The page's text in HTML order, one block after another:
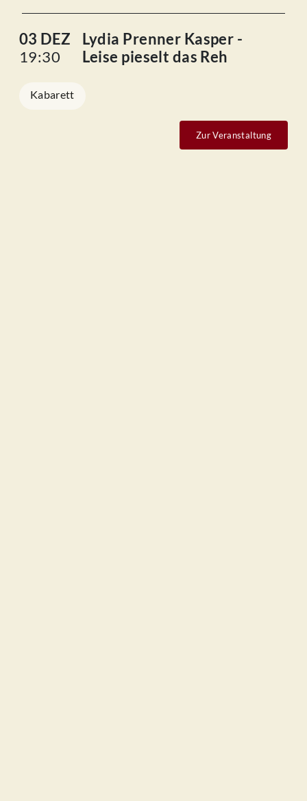
03 DEZ
19:30
Lydia Prenner Kasper -
Leise pieselt das Reh
Kabarett
Zur Veranstaltung